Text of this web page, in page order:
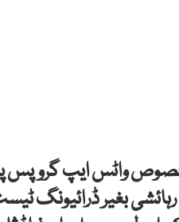
واٹس ایپ گروپس
بغیر ڈرائیونگ